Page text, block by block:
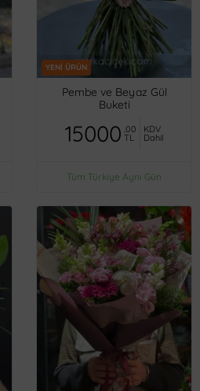
YENİ ÜRÜN
Pembe ve Beyaz Gül
Buketi
15000 ,00
TL
KDV
Dahil
Tüm Türkiye Aynı Gün